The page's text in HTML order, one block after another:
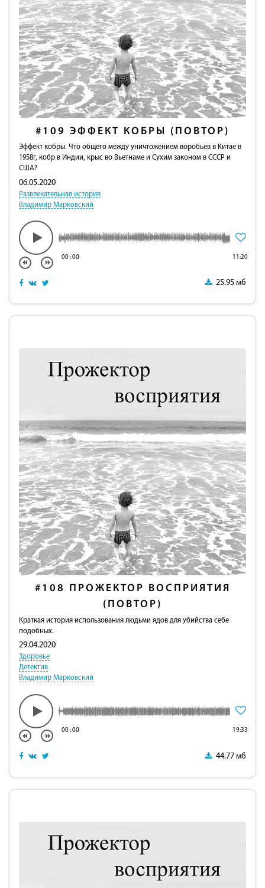
#109 ЭФФЕКТ КОБРЫ (ПОВТОР)
Эффект кобры. Что общего между уничтожением воробьев в Китае в
1958г, кобр в Индии, крыс во Вьетнаме и Сухим законом в СССР и
США?
06.05.2020
Развлекательная история
Владимир Марковский
00:00 11:20
25.95 мб
#108 ПРОЖЕКТОР ВОСПРИЯТИЯ
(ПОВТОР)
Краткая история использования людьми ядов для убийства себе
подобных.
29.04.2020
Здоровье
Детектив
Владимир Марковский
00:00 19:33
44.77 мб